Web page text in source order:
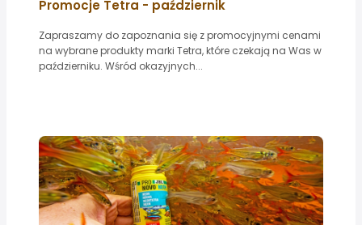
Promocje Tetra - październik
Zapraszamy do zapoznania się z promocyjnymi cenami
na wybrane produkty marki Tetra, które czekają na Was w
październiku. Wśród okazyjnych...